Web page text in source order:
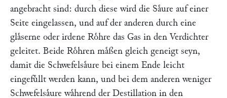
angebracht sind: durch diese wird die Saͤure auf einer
Seite eingelassen, und auf der anderen durch eine
glaͤserne oder irdene Roͤhre das Gas in den Verdichter
geleitet. Beide Roͤhren maͤßen gleich geneigt seyn,
damit die Schwefelsaͤure bei einem Ende leicht
eingefuͤllt werden kann, und bei dem anderen weniger
Schwefelsaͤure waͤhrend der Destillation in den